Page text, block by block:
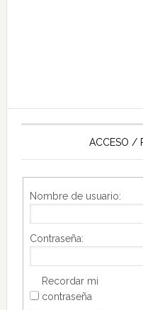
ACCESO /
Nombre de usuario:
Contraseña:
Recordar mi
contraseña